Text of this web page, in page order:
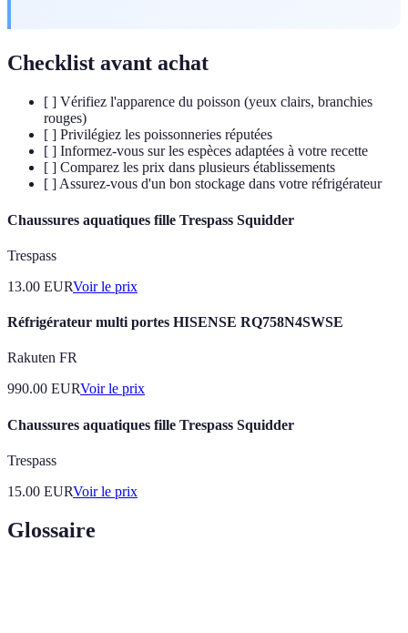
Checklist avant achat
[ ] Vérifiez l'apparence du poisson (yeux clairs, branchies
rouges)
[ ] Privilégiez les poissonneries réputées
[ ] Informez-vous sur les espèces adaptées à votre recette
[ ] Comparez les prix dans plusieurs établissements
[ ] Assurez-vous d'un bon stockage dans votre réfrigérateur
Chaussures aquatiques fille Trespass Squidder
Trespass
13.00 EURVoir le prix
Réfrigérateur multi portes HISENSE RQ758N4SWSE
Rakuten FR
990.00 EURVoir le prix
Chaussures aquatiques fille Trespass Squidder
Trespass
15.00 EURVoir le prix
Glossaire